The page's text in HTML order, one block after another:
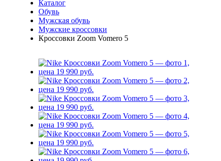
Каталог
Обувь
Мужская обувь
Мужские кроссовки
Кроссовки Zoom Vomero 5